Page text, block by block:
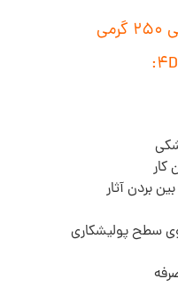
ویژگی های پولیش مشکی 250 گرمی
کار
بین بردن آثار
سطح پولیشکاری